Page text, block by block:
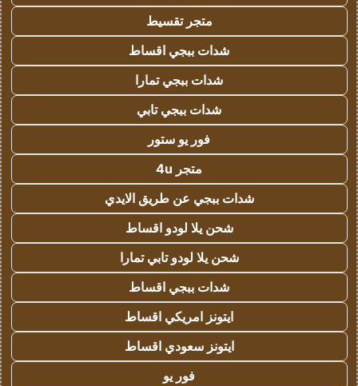
متجر تقسيط
شدات ببجي اقساط
شدات ببجي تمارا
شدات ببجي تابي
فور يو ستور
متجر 4u
شدات ببجي عن طريق الايدي
شحن يلا لودو اقساط
شحن يلا لودو تابي تمارا
شدات ببجي اقساط
ايتونز امريكي اقساط
ايتونز سعودي اقساط
فور يو